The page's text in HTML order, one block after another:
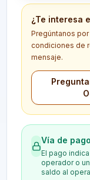
¿Te interesa
Pregúntanos
condiciones de
mensaje.
Vía de
El pago
operador o
saldo al